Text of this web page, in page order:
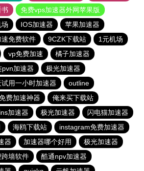
书
免费vps加速器外网苹果版
IOS加速器
苹果加速器
免费软件 9CZK下载站
1元机场
vp免费加速
橘子加速器
pvn加速器
极光加速器
用一小时加速器
outline
费加速神器
俺来买下载站
ins加速器 极光加速器
闪电猫加速器
海鸥下载站
instagram免费加速器
器 加速器哪个好用
极光加速器
跨墙软件
酷通npv加速器